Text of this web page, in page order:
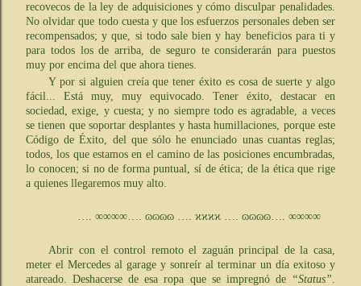
recovecos de la ley de adquisiciones y cómo disculpar penalidades.
No olvidar que todo cuesta y que los esfuerzos personales deben ser
recompensados; y que, si todo sale bien y hay beneficios para ti y
para todos los de arriba, de seguro te considerarán para puestos
muy por encima del que ahora tienes.
Y por si alguien creía que tener éxito es cosa de suerte y algo
fácil... Está muy, muy equivocado. Tener éxito, destacar en
sociedad, exige, y cuesta; y no siempre todo es agradable, a veces
se tienen que soportar desplantes y hasta humillaciones, porque este
Código de Éxito, del que sólo he enunciado unas cuantas reglas;
todos, los que estamos en el camino de las posiciones encumbradas,
lo conocen; si no de forma puntual, sí de ética; de la ética que rige
a quienes llegaremos muy alto.
…. ∞∞∞∞…. ɷɷɷɷ …. ϰϰϰϰ …. ɷɷɷɷ…. ∞∞∞∞
Abrir con el control remoto el zaguán principal de la casa,
meter el Mercedes al garage y sonreír al terminar un día exitoso y
atareado. Deshacerse de esa ropa que se impregnó de “Status”